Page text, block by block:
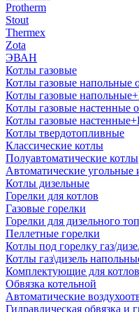
Protherm
Stout
Thermex
Zota
ЭВАН
Котлы газовые
Котлы газовые напольные
Котлы газовые
Котлы газовые настенные
Котлы газовые
Котлы твердотопливные
Классические котлы
Полуавтоматические котлы
Автоматические угольные
Котлы дизельные
Горелки для котлов
Газовые горелки
Горелки для дизельного
Пеллетные горелки
Котлы под горелку газ/
Котлы газ\дизель
Комплектующие для котлов
Обвязка котельной
Автоматические
Гидравлическая обвязка и